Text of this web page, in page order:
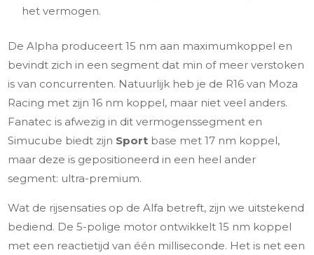
het vermogen.
De Alpha produceert 15 nm aan maximumkoppel en
bevindt zich in een segment dat min of meer verstoken
is van concurrenten. Natuurlijk heb je de R16 van Moza
Racing met zijn 16 nm koppel, maar niet veel anders.
Fanatec is afwezig in dit vermogenssegment en
Simucube biedt zijn Sport base met 17 nm koppel,
maar deze is gepositioneerd in een heel ander
segment: ultra-premium.
Wat de rijsensaties op de Alfa betreft, zijn we uitstekend
bediend. De 5-polige motor ontwikkelt 15 nm koppel
met een reactietijd van één milliseconde. Het is net een